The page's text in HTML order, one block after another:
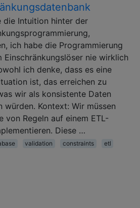
die Intuition hinter der
ich habe die Programmierung
Einschränkungslöser nie wirklich
ich denke, dass es eine
ist, das erreichen zu
wir als konsistente Daten
würden. Kontext: Wir müssen
von Regeln auf einem ETL-
Diese …
validation constraints etl